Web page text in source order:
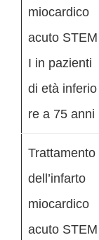
miocardico
acuto STEM
I in pazienti
di età inferio
re a 75 anni
Trattamento
dell’infarto
miocardico
acuto STEM